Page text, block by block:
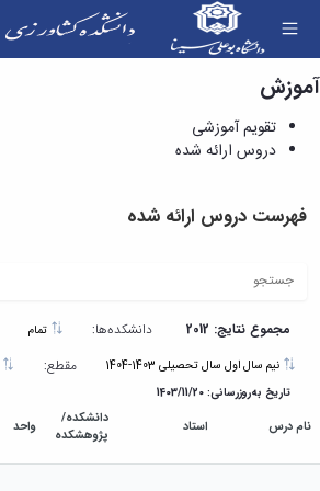
دروس ارائه شده - دانشکده
آموزش
تقویم آموزشی
دروس ارائه شده
فهرست دروس ارائه شده
مجموع نتایج: 2012 دانشکده‌ها:
مقطع:
تاریخ به‌روزرسانی: 1403/11/20
نام درس استاد
دانشکده/
پژوهشکده
واحد